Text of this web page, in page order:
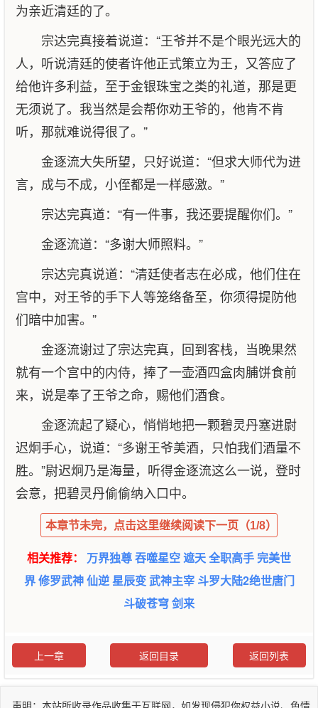
为亲近清廷的了。
宗达完真接着说道：“王爷并不是个眼光远大的
人，听说清廷的使者许他正式策立为王，又答应了
给他许多利益，至于金银珠宝之类的礼道，那是更
无须说了。我当然是会帮你劝王爷的，他肯不肯
听，那就难说得很了。”
金逐流大失所望，只好说道：“但求大师代为进
言，成与不成，小侄都是一样感激。”
宗达完真道：“有一件事，我还要提醒你们。”
金逐流道：“多谢大师照料。”
宗达完真说道：“清廷使者志在必成，他们住在
宫中，对王爷的手下人等笼络备至，你须得提防他
们暗中加害。”
金逐流谢过了宗达完真，回到客栈，当晚果然
就有一个宫中的内侍，捧了一壶酒四盒肉脯饼食前
来，说是奉了王爷之命，赐他们酒食。
金逐流起了疑心，悄悄地把一颗碧灵丹塞进尉
迟炯手心，说道：“多谢王爷美酒，只怕我们酒量不
胜。”尉迟炯乃是海量，听得金逐流这么一说，登时
会意，把碧灵丹偷偷纳入口中。
本章节未完，点击这里继续阅读下一页（1/8）
相关推荐： 万界独尊吞噬星空遮天全职高手 完美世
界修罗武神仙逆星辰变武神主宰 斗罗大陆2绝世唐门
斗破苍穹剑来
上一章 返回目录 返回列表
声明：本站所收录作品收集于互联网，如发现侵犯你权益小说、色情